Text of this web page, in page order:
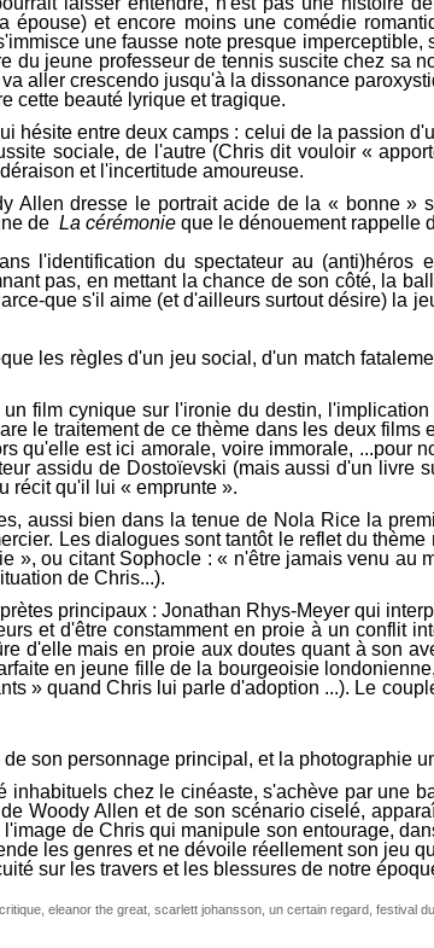
épouse) et encore moins une comédie
une fausse note presque
du jeune professeur de tennis suscite chez
aller crescendo jusqu'à la dissonance
cette beauté lyrique et tragique.
hésite entre deux camps : celui de la passion
sociale, de l'autre (Chris dit vouloir «
et l'incertitude amoureuse.
Allen dresse le portrait acide de la « bonne
de La cérémonie que le dénouement rappelle
l'identification du spectateur au
pas, en mettant la chance de son côté, la
que s'il aime (et d'ailleurs surtout désire) la
les règles d'un jeu social, d'un match
film cynique sur l'ironie du destin,
le traitement de ce thème dans les deux
qu'elle est ici amorale, voire immorale,
assidu de Dostoïevski (mais aussi d'un livre
récit qu'il lui « emprunte ».
aussi bien dans la tenue de Nola Rice la
Les dialogues sont tantôt le reflet du
», ou citant Sophocle : « n'être jamais venu
de Chris...).
principaux : Jonathan Rhys-Meyer qui
et d'être constamment en proie à un conflit
d'elle mais en proie aux doutes quant à son
en jeune fille de la bourgeoisie
» quand Chris lui parle d'adoption ...). Le
son personnage principal, et la photographie
inhabituels chez le cinéaste, s'achève par une
Woody Allen et de son scénario ciselé,
de Chris qui manipule son entourage,
les genres et ne dévoile réellement son jeu
sur les travers et les blessures de notre
critique eleanor the great scarlett johansson un certain regard festival